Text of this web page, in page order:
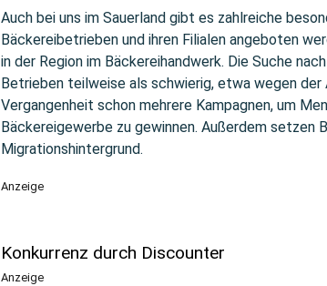
Auch bei uns im Sauerland gibt es zahlreiche
Bäckereibetrieben und ihren Filialen angeboten
in der Region im Bäckereihandwerk. Die Suche
Betrieben teilweise als schwierig, etwa wegen
Vergangenheit schon mehrere Kampagnen, um
Bäckereigewerbe zu gewinnen. Außerdem setzen
Migrationshintergrund.
Anzeige
Konkurrenz durch Discounter
Anzeige